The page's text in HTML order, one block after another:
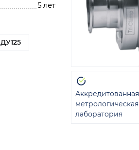
5 лет
ДУ125
Аккредитованная
метрологическая
лаборатория